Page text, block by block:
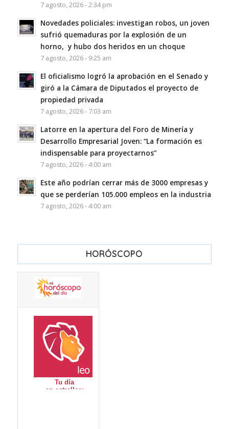
7 agosto, 2026 - 2:34 pm
Novedades policiales: investigan robos, un joven
sufrió quemaduras por la explosión de un
horno, y hubo dos heridos en un choque
7 agosto, 2026 - 9:25 am
El oficialismo logró la aprobación en el Senado y
giró a la Cámara de Diputados el proyecto de
propiedad privada
7 agosto, 2026 - 7:03 am
Latorre en la apertura del Foro de Minería y
Desarrollo Empresarial Joven: “La formación es
indispensable para proyectarnos”
7 agosto, 2026 - 4:00 am
Este año podrían cerrar más de 3000 empresas y
que se perderían 105.000 empleos en la industria
7 agosto, 2026 - 4:00 am
HORÓSCOPO